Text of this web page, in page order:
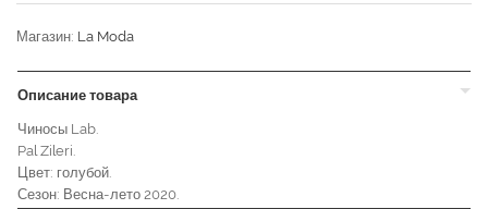
Магазин: La Moda
Описание товара
Чиносы Lab.
Pal Zileri.
Цвет: голубой.
Сезон: Весна-лето 2020.